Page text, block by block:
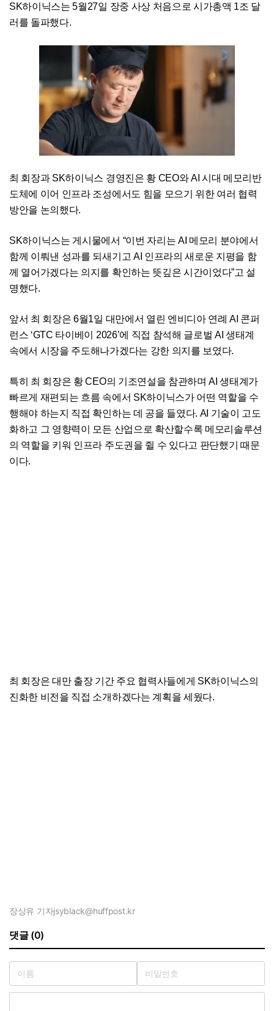
SK하이닉스는 5월27일 장중 사상 처음으로 시가총액 1조 달
러를 돌파했다.
최 회장과 SK하이닉스 경영진은 황 CEO와 AI 시대 메모리반
도체에 이어 인프라 조성에서도 힘을 모으기 위한 여러 협력
방안을 논의했다.
SK하이닉스는 게시물에서 “이번 자리는 AI 메모리 분야에서
함께 이뤄낸 성과를 되새기고 AI 인프라의 새로운 지평을 함
께 열어가겠다는 의지를 확인하는 뜻깊은 시간이었다”고 설
명했다.
앞서 최 회장은 6월1일 대만에서 열린 엔비디아 연례 AI 콘퍼
런스 ‘GTC 타이베이 2026’에 직접 참석해 글로벌 AI 생태계
속에서 시장을 주도해나가겠다는 강한 의지를 보였다.
특히 최 회장은 황 CEO의 기조연설을 참관하며 AI 생태계가
빠르게 재편되는 흐름 속에서 SK하이닉스가 어떤 역할을 수
행해야 하는지 직접 확인하는 데 공을 들였다. AI 기술이 고도
화하고 그 영향력이 모든 산업으로 확산할수록 메모리솔루션
의 역할을 키워 인프라 주도권을 쥘 수 있다고 판단했기 때문
이다.
최 회장은 대만 출장 기간 주요 협력사들에게 SK하이닉스의
진화한 비전을 직접 소개하겠다는 계획을 세웠다.
장상유 기자jsyblack@huffpost.kr
댓글 (0)